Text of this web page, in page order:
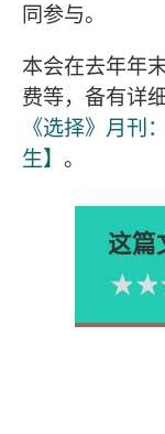
同参与。
本会在去年年
费等，备有详
《选择》月刊
生】 。
这篇